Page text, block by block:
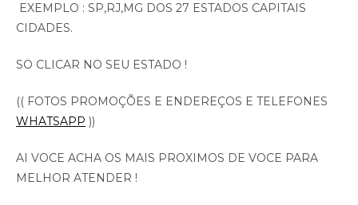
EXEMPLO : SP,RJ,MG DOS 27 ESTADOS CAPITAIS
CIDADES.
SO CLICAR NO SEU ESTADO !
(( FOTOS PROMOÇÕES E ENDEREÇOS E TELEFONES
WHATSAPP ))
AI VOCE ACHA OS MAIS PROXIMOS DE VOCE PARA
MELHOR ATENDER !